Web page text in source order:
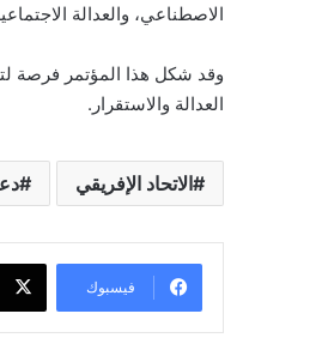
الاصطناعي، والعدالة
وقد شكل هذا المؤتمر فرصة
العدالة والاستقرار.
الاتحاد الإفريقي
فيسبوك